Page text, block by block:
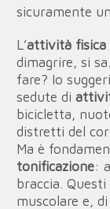
sicuramente
L’attività fisica
dimagrire, si
fare? Io
sedute di
bicicletta,
distretti del
Ma è
tonificazione:
braccia.
muscolare e,